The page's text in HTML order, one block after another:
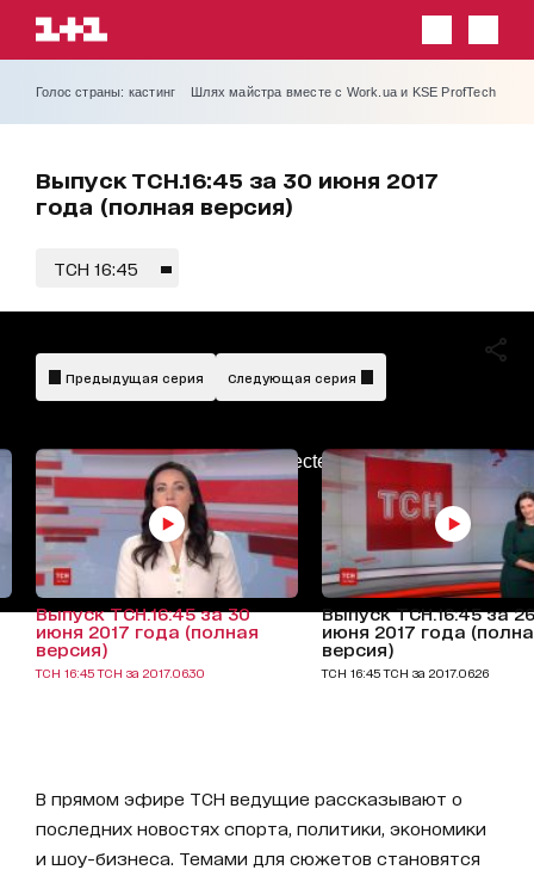
Голос страны: кастинг Шлях майстра вместе с Work.ua и KSE ProfTech
Выпуск ТСН.16:45 за 30 июня 2017
года (полная версия)
ТСН 16:45
AdBlockDetected!
Предыдущая серия Следующая серия
Выпуск ТСН.16:45 за 30
июня 2017 года (полная
версия)
ТСН 16:45 ТСН за 2017.06.30
Выпуск ТСН.16:45 за 26
июня 2017 года
версия)
ТСН 16:45 ТСН за 2017.06.26
В прямом эфире ТСН ведущие рассказывают о
последних новостях спорта, политики, экономики
и шоу-бизнеса. Темами для сюжетов становятся